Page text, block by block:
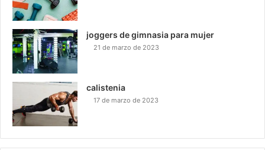
joggers de gimnasia para mujer
21 de marzo de 2023
calistenia
17 de marzo de 2023